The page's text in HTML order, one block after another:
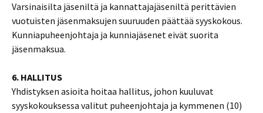
Varsinaisilta jäseniltä ja kannattajajäseniltä perittävien
vuotuisten jäsenmaksujen suuruuden päättää syyskokous.
Kunniapuheenjohtaja ja kunniajäsenet eivät suorita
jäsenmaksua.
6. HALLITUS
Yhdistyksen asioita hoitaa hallitus, johon kuuluvat
syyskokouksessa valitut puheenjohtaja ja kymmenen (10)